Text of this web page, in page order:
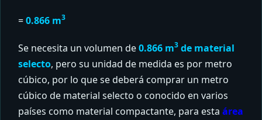
=0.866 m3
Se necesita un volumen de0.866 m3 de material
selecto, pero su unidad de medida es por metro
cúbico, por lo que se deberá comprar un metro
cúbico de material selecto o conocido en varios
países como material compactante, para esta área